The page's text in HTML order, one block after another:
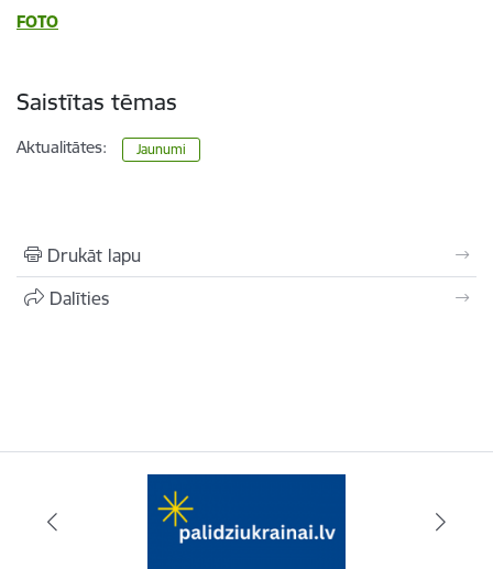
FOTO
Saistītas tēmas
Aktualitātes: Jaunumi
Drukāt lapu
Dalīties